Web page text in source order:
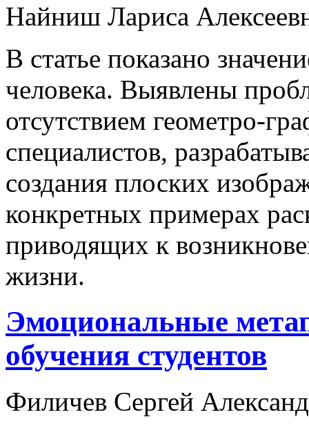
Найниш Лариса
В статье показано
человека. Выявлены
отсутствием геометро-
специалистов,
создания плоских
конкретных примерах
приводящих к
жизни.
Эмоциональные
обучения студентов
Филичев Сергей